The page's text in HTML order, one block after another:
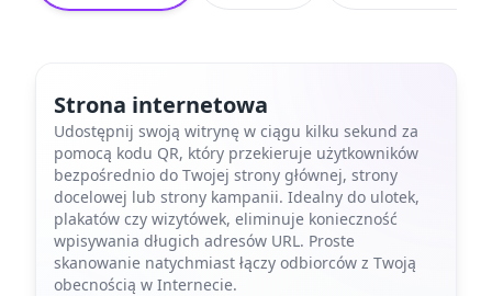
Strona internetowa
Udostępnij swoją witrynę w ciągu kilku sekund za
pomocą kodu QR, który przekieruje użytkowników
bezpośrednio do Twojej strony głównej, strony
docelowej lub strony kampanii. Idealny do ulotek,
plakatów czy wizytówek, eliminuje konieczność
wpisywania długich adresów URL. Proste
skanowanie natychmiast łączy odbiorców z Twoją
obecnością w Internecie.